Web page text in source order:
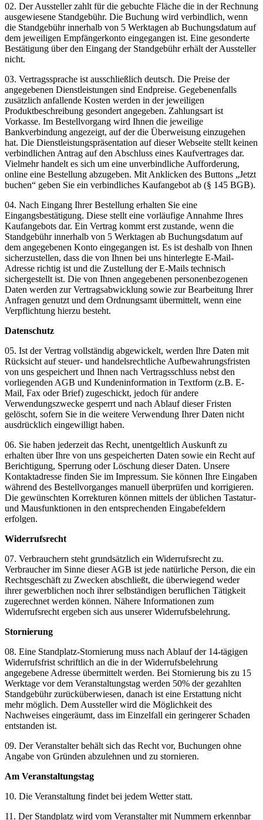
02. Der Aussteller zahlt für die gebuchte Fläche die in der Rechnung
ausgewiesene Standgebühr. Die Buchung wird verbindlich, wenn
die Standgebühr innerhalb von 5 Werktagen ab Buchungsdatum auf
dem jeweiligen Empfängerkonto eingegangen ist. Eine gesonderte
Bestätigung über den Eingang der Standgebühr erhält der Aussteller
nicht.
03. Vertragssprache ist ausschließlich deutsch. Die Preise der
angegebenen Dienstleistungen sind Endpreise. Gegebenenfalls
zusätzlich anfallende Kosten werden in der jeweiligen
Produktbeschreibung gesondert angegeben. Zahlungsart ist
Vorkasse. Im Bestellvorgang wird Ihnen die jeweilige
Bankverbindung angezeigt, auf der die Überweisung einzugehen
hat. Die Dienstleistungspräsentation auf dieser Webseite stellt keinen
verbindlichen Antrag auf den Abschluss eines Kaufvertrages dar.
Vielmehr handelt es sich um eine unverbindliche Aufforderung,
online eine Bestellung abzugeben. Mit Anklicken des Buttons „Jetzt
buchen“ geben Sie ein verbindliches Kaufangebot ab (§ 145 BGB).
04. Nach Eingang Ihrer Bestellung erhalten Sie eine
Eingangsbestätigung. Diese stellt eine vorläufige Annahme Ihres
Kaufangebots dar. Ein Vertrag kommt erst zustande, wenn die
Standgebühr innerhalb von 5 Werktagen ab Buchungsdatum auf
dem angegebenen Konto eingegangen ist. Es ist deshalb von Ihnen
sicherzustellen, dass die von Ihnen bei uns hinterlegte E-Mail-
Adresse richtig ist und die Zustellung der E-Mails technisch
sichergestellt ist. Die von Ihnen angegebenen personenbezogenen
Daten werden zur Vertragsabwicklung sowie zur Bearbeitung Ihrer
Anfragen genutzt und dem Ordnungsamt übermittelt, wenn eine
Verpflichtung hierzu besteht.
Datenschutz
05. Ist der Vertrag vollständig abgewickelt, werden Ihre Daten mit
Rücksicht auf steuer- und handelsrechtliche Aufbewahrungsfristen
von uns gespeichert und Ihnen nach Vertragsschluss nebst den
vorliegenden AGB und Kundeninformation in Textform (z.B. E-
Mail, Fax oder Brief) zugeschickt, jedoch für andere
Verwendungszwecke gesperrt und nach Ablauf dieser Fristen
gelöscht, sofern Sie in die weitere Verwendung Ihrer Daten nicht
ausdrücklich eingewilligt haben.
06. Sie haben jederzeit das Recht, unentgeltlich Auskunft zu
erhalten über Ihre von uns gespeicherten Daten sowie ein Recht auf
Berichtigung, Sperrung oder Löschung dieser Daten. Unsere
Kontaktadresse finden Sie im Impressum. Sie können Ihre Eingaben
während des Bestellvorganges manuell überprüfen und korrigieren.
Die gewünschten Korrekturen können mittels der üblichen Tastatur-
und Mausfunktionen in den entsprechenden Eingabefeldern
erfolgen.
Widerrufsrecht
07. Verbrauchern steht grundsätzlich ein Widerrufsrecht zu.
Verbraucher im Sinne dieser AGB ist jede natürliche Person, die ein
Rechtsgeschäft zu Zwecken abschließt, die überwiegend weder
ihrer gewerblichen noch ihrer selbständigen beruflichen Tätigkeit
zugerechnet werden können. Nähere Informationen zum
Widerrufsrecht ergeben sich aus unserer Widerrufsbelehrung.
Stornierung
08. Eine Standplatz-Stornierung muss nach Ablauf der 14-tägigen
Widerrufsfrist schriftlich an die in der Widerrufsbelehrung
angegebene Adresse übermittelt werden. Bei Stornierung bis zu 15
Werktage vor dem Veranstaltungstag werden 50% der gezahlten
Standgebühr zurücküberwiesen, danach ist eine Erstattung nicht
mehr möglich. Dem Aussteller wird die Möglichkeit des
Nachweises eingeräumt, dass im Einzelfall ein geringerer Schaden
entstanden ist.
09. Der Veranstalter behält sich das Recht vor, Buchungen ohne
Angabe von Gründen abzulehnen und zu stornieren.
Am Veranstaltungstag
10. Die Veranstaltung findet bei jedem Wetter statt.
11. Der Standplatz wird vom Veranstalter mit Nummern erkennbar